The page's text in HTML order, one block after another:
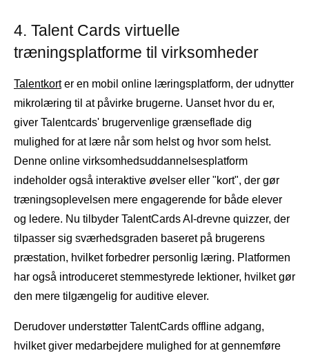
4. Talent Cards virtuelle
træningsplatforme til virksomheder
Talentkorter en mobil online læringsplatform, der udnytter
mikrolæring til at påvirke brugerne. Uanset hvor du er,
giver Talentcards' brugervenlige grænseflade dig
mulighed for at lære når som helst og hvor som helst.
Denne online virksomhedsuddannelsesplatform
indeholder også interaktive øvelser eller "kort", der gør
træningsoplevelsen mere engagerende for både elever
og ledere. Nu tilbyder TalentCards AI-drevne quizzer, der
tilpasser sig sværhedsgraden baseret på brugerens
præstation, hvilket forbedrer personlig læring. Platformen
har også introduceret stemmestyrede lektioner, hvilket gør
den mere tilgængelig for auditive elever.
Derudover understøtter TalentCards offline adgang,
hvilket giver medarbejdere mulighed for at gennemføre